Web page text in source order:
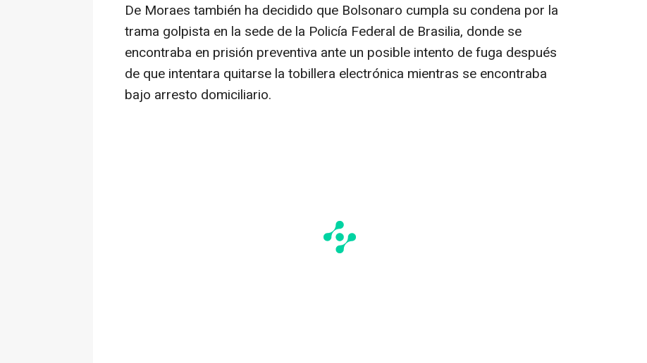
De Moraes también ha decidido que Bolsonaro cumpla su condena por la
trama golpista en la sede de la Policía Federal de Brasilia, donde se
encontraba en prisión preventiva ante un posible intento de fuga después
de que intentara quitarse la tobillera electrónica mientras se encontraba
bajo arresto domiciliario.